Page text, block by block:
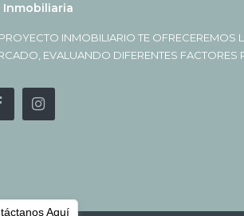
Inmobiliaria
INMOBILIARIO TE OFRECEREMOS
EVALUANDO DIFERENTES FACTORES
Aquí